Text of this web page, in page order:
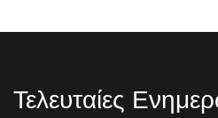
Τελευταίες